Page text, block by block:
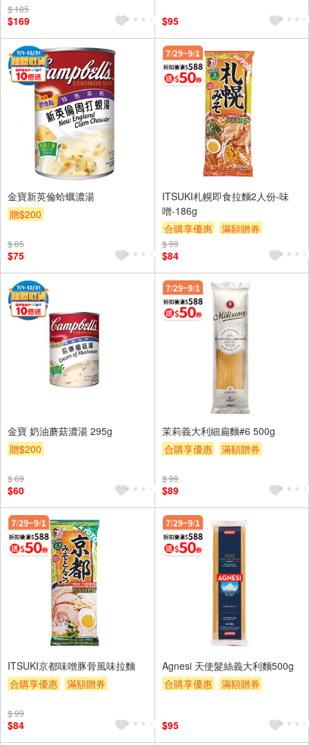
贈$200
$ 185
$169
$95
金寶新英倫蛤蠣濃湯
贈$200
$ 85
$75
ITSUKI札幌即食拉麵2人份-味
噌-186g
合購享優惠
滿額贈券
贈$200
$ 99
$84
金寶 奶油蘑菇濃湯 295g
贈$200
$ 69
$60
茉莉義大利細扁麵#6 500g
合購享優惠
滿額贈券
$ 99
$89
ITSUKI京都味噌豚骨風味拉麵
合購享優惠
滿額贈券
$ 99
$84
Agnesi 天使髮絲義大利麵500g
合購享優惠
滿額贈券
$95